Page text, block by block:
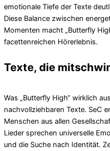
emotionale Tiefe der Texte
Diese Balance zwischen
Momenten macht „Butterfly
facettenreichen Hörerlebnis.
Texte, die
Was „Butterfly High“ wirklich
nachvollziehbaren Texte. SeC
Menschen aus allen
Lieder sprechen universelle
und die Suche nach Identität.